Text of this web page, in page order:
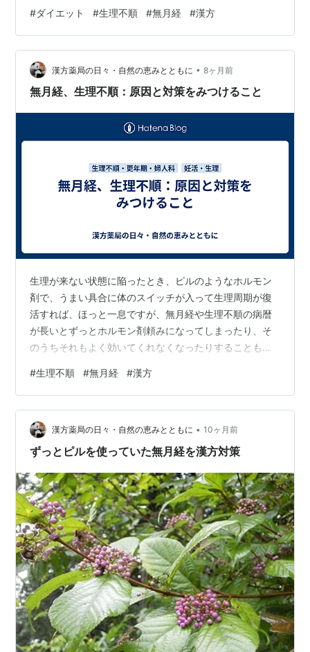
偏見が改善されなければ、なかなかスイッチが入りませ
ん。 🐼しかし、食べることへの罪悪感が強く刷り込まれ
ている人が少なくありません。そんな人の食事パターン
で多いのが、朝食を食べないお腹がすいたら菓子パンな
どおやつ的なもので済ます昼食、夕食もきちんと食べな
#ダイエット #生理不順 #無月経 #漢方
漢方薬局の日々・自然の恵みとともに • 8ヶ月前
無月経、生理不順：原因と対策をみつけること
生理が来ない状態に陥ったとき、ピルのようなホルモン
剤で、うまい具合に体のスイッチが入って生理周期が復
活すれば、ほっと一息ですが、無月経や生理不順の病暦
が長いとずっとホルモン剤頼みになってしまったり、そ
のうちそれもよく効いてくれなくなったりすることもあ
いう女性。無月経歴が長いので、補腎剤をがっちり組み
あわせて対策したところ3週間ほどで生理出血がありまし
た。まだ周期が整ったわけではないと思いますが、自力
でリセットできたことは解決への力強い一歩となりま
す。 もうひとり👩不妊治療でホルモン剤を使っていた
っ…
#生理不順 #無月経 #漢方
漢方薬局の日々・自然の恵みとともに • 10ヶ月前
ずっとピルを使っていた無月経を漢方対策